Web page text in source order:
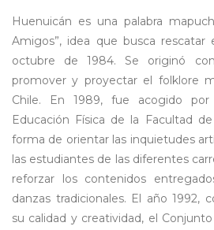
Huenuicán es una palabra
Amigos”, idea que busca
octubre de 1984. Se originó
promover y proyectar el folklore
Chile. En 1989, fue acogido
Educación Física de la Facultad
forma de orientar las inquietudes
las estudiantes de las diferentes
reforzar los contenidos
danzas tradicionales. El año 1992,
su calidad y creatividad, el